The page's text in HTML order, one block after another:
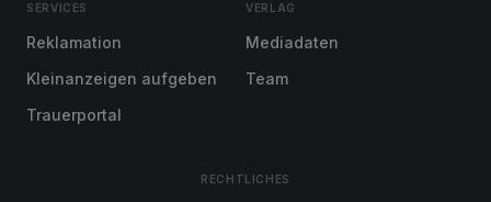
SERVICES
Reklamation
Kleinanzeigen aufgeben
Trauerportal
VERLAG
Mediadaten
Team
RECHTLICHES